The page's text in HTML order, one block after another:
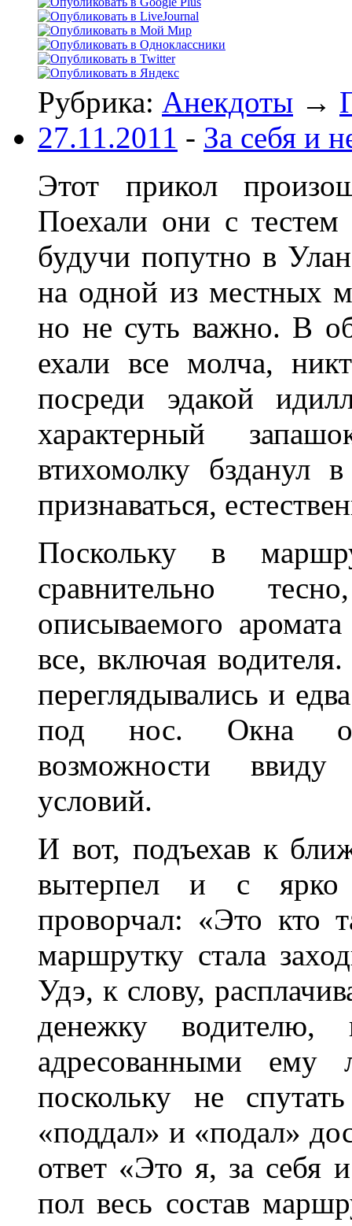
Рубрика: Анекдоты →
27.11.2011 - За себя и
Этот прикол
Поехали они с
будучи попутно в
на одной из местных
но не суть важно. В
ехали все молча,
посреди эдакой
характерный
втихомолку
признаваться,
Поскольку в
сравнительно
описываемого
все, включая
переглядывались и
под нос. Окна
возможности ввиду
условий.
И вот, подъехав к
вытерпел и с ярко
проворчал: «Это кто
маршрутку стала
Удэ, к слову,
денежку водителю,
адресованными ему
поскольку не
«поддал» и «подал»
ответ «Это я, за себя
пол весь состав